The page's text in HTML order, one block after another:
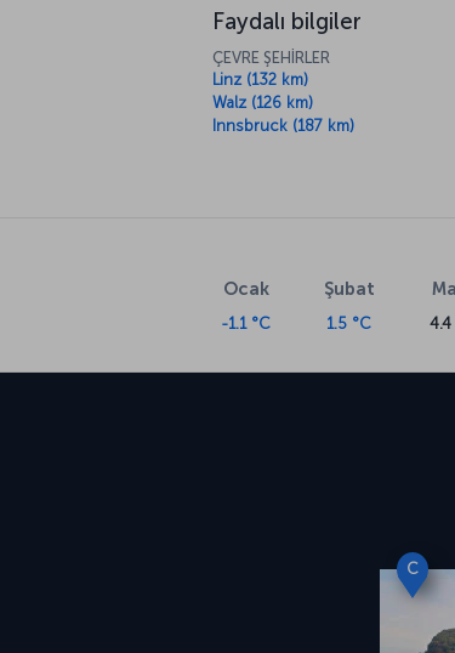
Faydalı bilgiler
ÇEVRE ŞEHİRLER
Linz (132 km)
Walz (126 km)
Innsbruck (187 km)
Ocak
-1.1 °C
Şubat
1.5 °C 4.4
C